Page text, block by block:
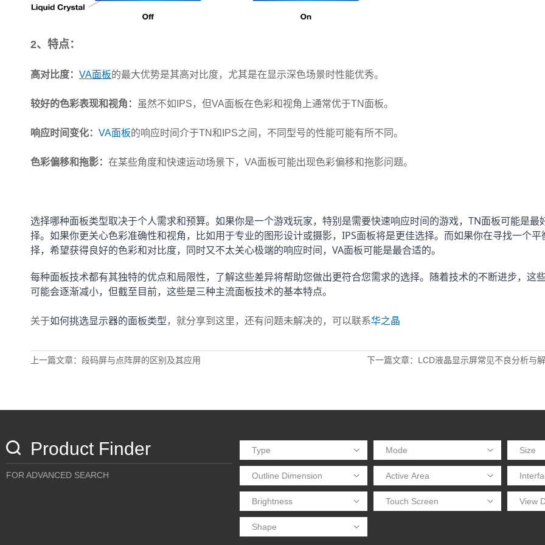
2、特点：
高对比度： VA面板的最大优势是其高对比度，尤其是在显示深色场景时性能优秀。
较好的色彩表现和视角： 虽然不如IPS，但VA面板在色彩和视角上通常优于TN面板。
响应时间变化： VA面板的响应时间介于TN和IPS之间，不同型号的性能可能有所不同。
色彩偏移和拖影： 在某些角度和快速运动场景下，VA面板可能出现色彩偏移和拖影问题。
选择哪种面板类型取决于个人需求和预算。如果你是一个游戏玩家，特别是需要快速响应时间的游戏，TN面板可能是最
择。如果你更关心色彩准确性和视角，比如用于专业的图形设计或摄影，IPS面板将是更佳选择。而如果你在寻找一个平
择，希望获得良好的色彩和对比度，同时又不太关心极端的响应时间，VA面板可能是最合适的。
每种面板技术都有其独特的优点和局限性，了解这些差异将帮助您做出更符合您需求的选择。随着技术的不断进步，这
可能会逐渐减小，但截至目前，这些是三种主流面板技术的基本特点。
关于如何挑选显示器的面板类型 ，就分享到这里，还有问题未解决的，可以联系华之晶
上一篇文章：段码屏与点阵屏的区别及其应用 下一篇文章：LCD液晶显示屏常见不良分析与
Product Finder
FOR ADVANCED SEARCH